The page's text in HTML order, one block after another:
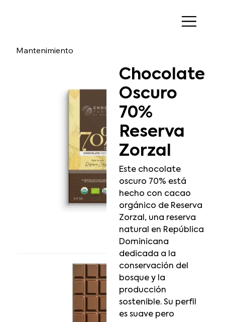
Mantenimiento
Chocolate
Oscuro
70%
Reserva
Zorzal
Este chocolate
oscuro 70% está
hecho con cacao
orgánico de Reserva
Zorzal, una reserva
natural en República
Dominicana
dedicada a la
conservación del
bosque y la
producción
sostenible. Su perfil
es suave pero